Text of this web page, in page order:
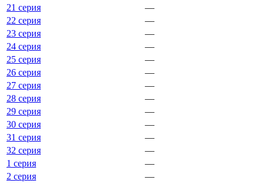
21 серия
—
22 серия
—
23 серия
—
24 серия
—
25 серия
—
26 серия
—
27 серия
—
28 серия
—
29 серия
—
30 серия
—
31 серия
—
32 серия
—
1 серия
—
2 серия
—